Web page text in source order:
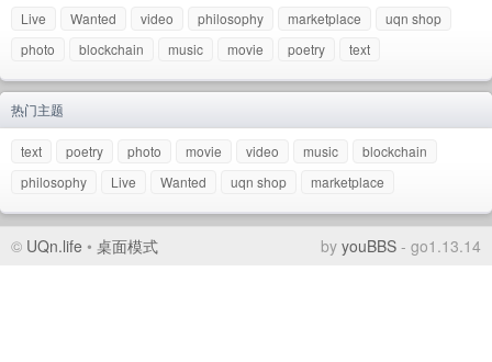
Live Wanted video philosophy marketplace
uqn shop
photo
blockchain music movie poetry text
热门主题
text poetry photo movie video music
blockchain
philosophy
Live Wanted uqn shop marketplace
© UQn.life • 桌面模式 by youBBS - go1.13.14